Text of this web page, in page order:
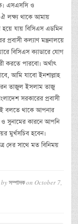
এসএসসি ও
লক্ষ্য থাকে আমায়
যায় বিসিএস এডমিন
কল্যাণ মন্ত্রনালয়ে
বিসিএস ক্যাডারে যোগ
করতে পারবো। অর্থাৎ
আমি যাবো ইনশাল্লাহ
তাজুল ইসলাম তাজু
সরকারের প্রবাসী
বলতে থাকে আপনার
ও সুনামের কারনে আপনি
মুর্খসচিব হবেন।
দের সাথে মত বিনিময়
সম্পাদকon October 7,